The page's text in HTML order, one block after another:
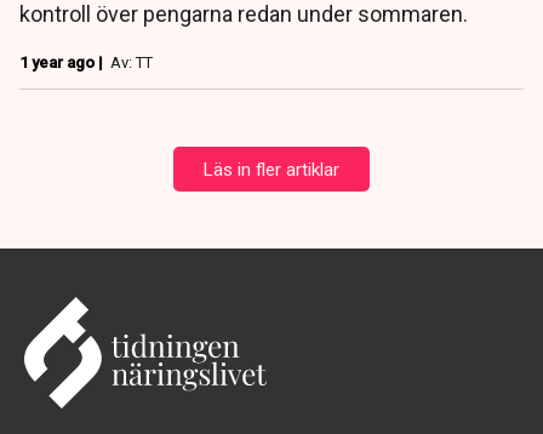
kontroll över pengarna redan under sommaren.
1 year ago | Av: TT
Läs in fler artiklar